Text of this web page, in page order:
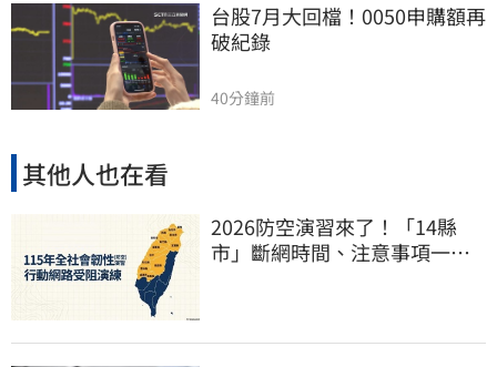
台股7月大回檔！0050申購額再
破紀錄
40分鐘前
其他人也在看
2026防空演習來了！「14縣
市」斷網時間、注意事項一次